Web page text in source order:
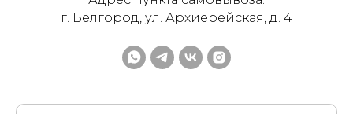
г. Белгород, ул. Архиерейская, д. 4